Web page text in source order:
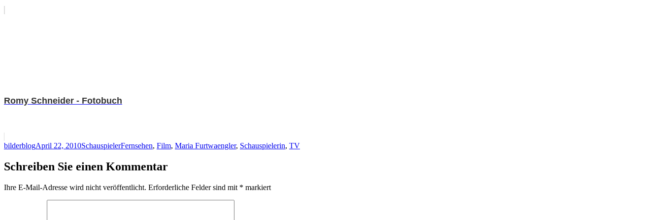
Romy Schneider - Fotobuch
Autor
bilderblogVeröffentlicht
April 22, 2010Kategorien
SchauspielerSchlagwörter
Fernsehen, Film, Maria Furtwaengler, Schauspielerin, TV
Schreiben Sie einen Kommentar
Ihre E-Mail-Adresse wird nicht veröffentlicht. Erforderliche Felder sind mit * markiert